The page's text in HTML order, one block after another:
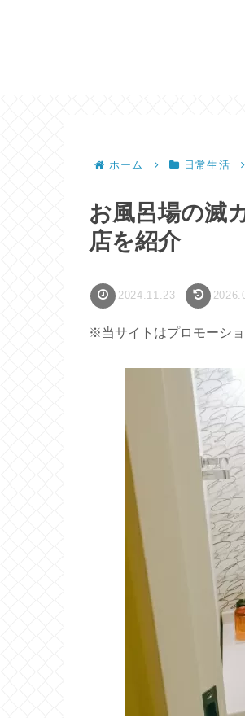
ホーム 日常生活
お風呂場の滅
店を紹介
2024.11.23
※当サイトはプロモーシ